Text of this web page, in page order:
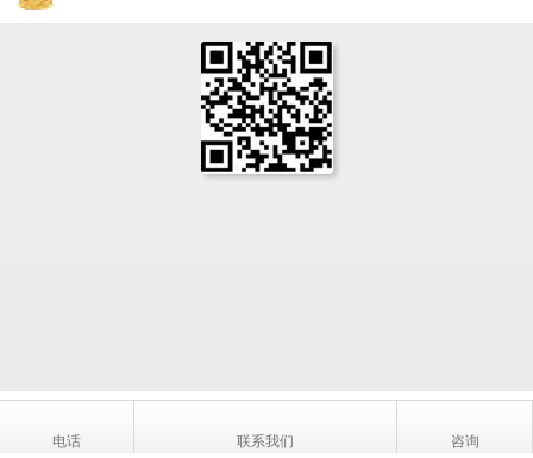
电话 联系我们 咨询